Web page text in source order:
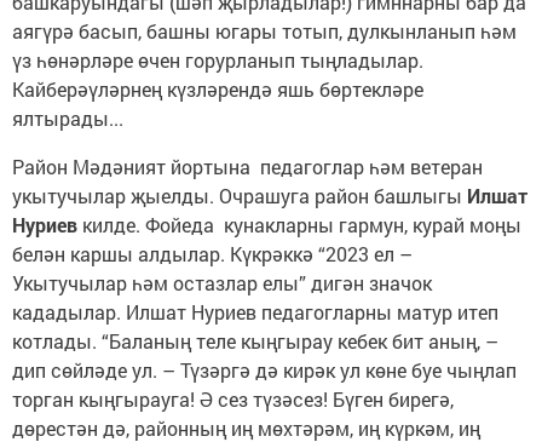
аягүрә басып, башны югары тотып, дулкынланып һәм
үз һөнәрләре өчен горурланып тыңладылар.
Кайберәүләрнең күзләрендә яшь бөртекләре
ялтырады...
Район Мәдәният йортына педагоглар һәм ветеран
укытучылар җыелды. Очрашуга район башлыгы Илшат
Нуриев килде. Фойеда кунакларны гармун, курай моңы
белән каршы алдылар. Күкрәккә “2023 ел –
Укытучылар һәм остазлар елы” дигән значок
кададылар. Илшат Нуриев педагогларны матур итеп
котлады. “Баланың теле кыңгырау кебек бит аның, –
дип сөйләде ул. – Түзәргә дә кирәк ул көне буе чыңлап
торган кыңгырауга! Ә сез түзәсез! Бүген бирегә,
дөрестән дә, районның иң мөхтәрәм, иң күркәм, иң